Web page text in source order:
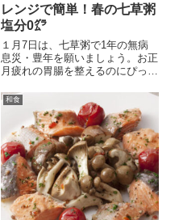
レンジで簡単！春の七草粥
塩分0㌘
１月7日は、七草粥で1年の無病
息災・豊年を願いましょう。お正
月疲れの胃腸を整えるのにぴった
和食